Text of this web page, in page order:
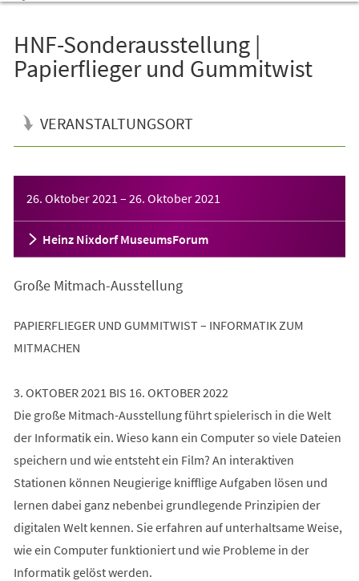
HNF-Sonderausstellung |
Papierflieger und Gummitwist
VERANSTALTUNGSORT
26. Oktober 2021 – 26. Oktober 2021
Heinz Nixdorf MuseumsForum
Große Mitmach-Ausstellung
PAPIERFLIEGER UND GUMMITWIST – INFORMATIK ZUM
MITMACHEN
3. OKTOBER 2021 BIS 16. OKTOBER 2022
Die große Mitmach-Ausstellung führt spielerisch in die Welt
der Informatik ein. Wieso kann ein Computer so viele Dateien
speichern und wie entsteht ein Film? An interaktiven
Stationen können Neugierige knifflige Aufgaben lösen und
lernen dabei ganz nebenbei grundlegende Prinzipien der
digitalen Welt kennen. Sie erfahren auf unterhaltsame Weise,
wie ein Computer funktioniert und wie Probleme in der
Informatik gelöst werden.